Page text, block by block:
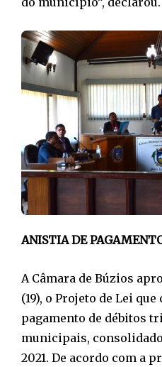
ANISTIA DE
A Câmara de Búzios
(19), o Projeto de Lei
pagamento de débitos
municipais,
2021. De acordo com a